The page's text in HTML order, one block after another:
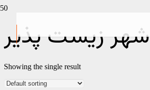
شهر زیست پذیر
Showing the single result